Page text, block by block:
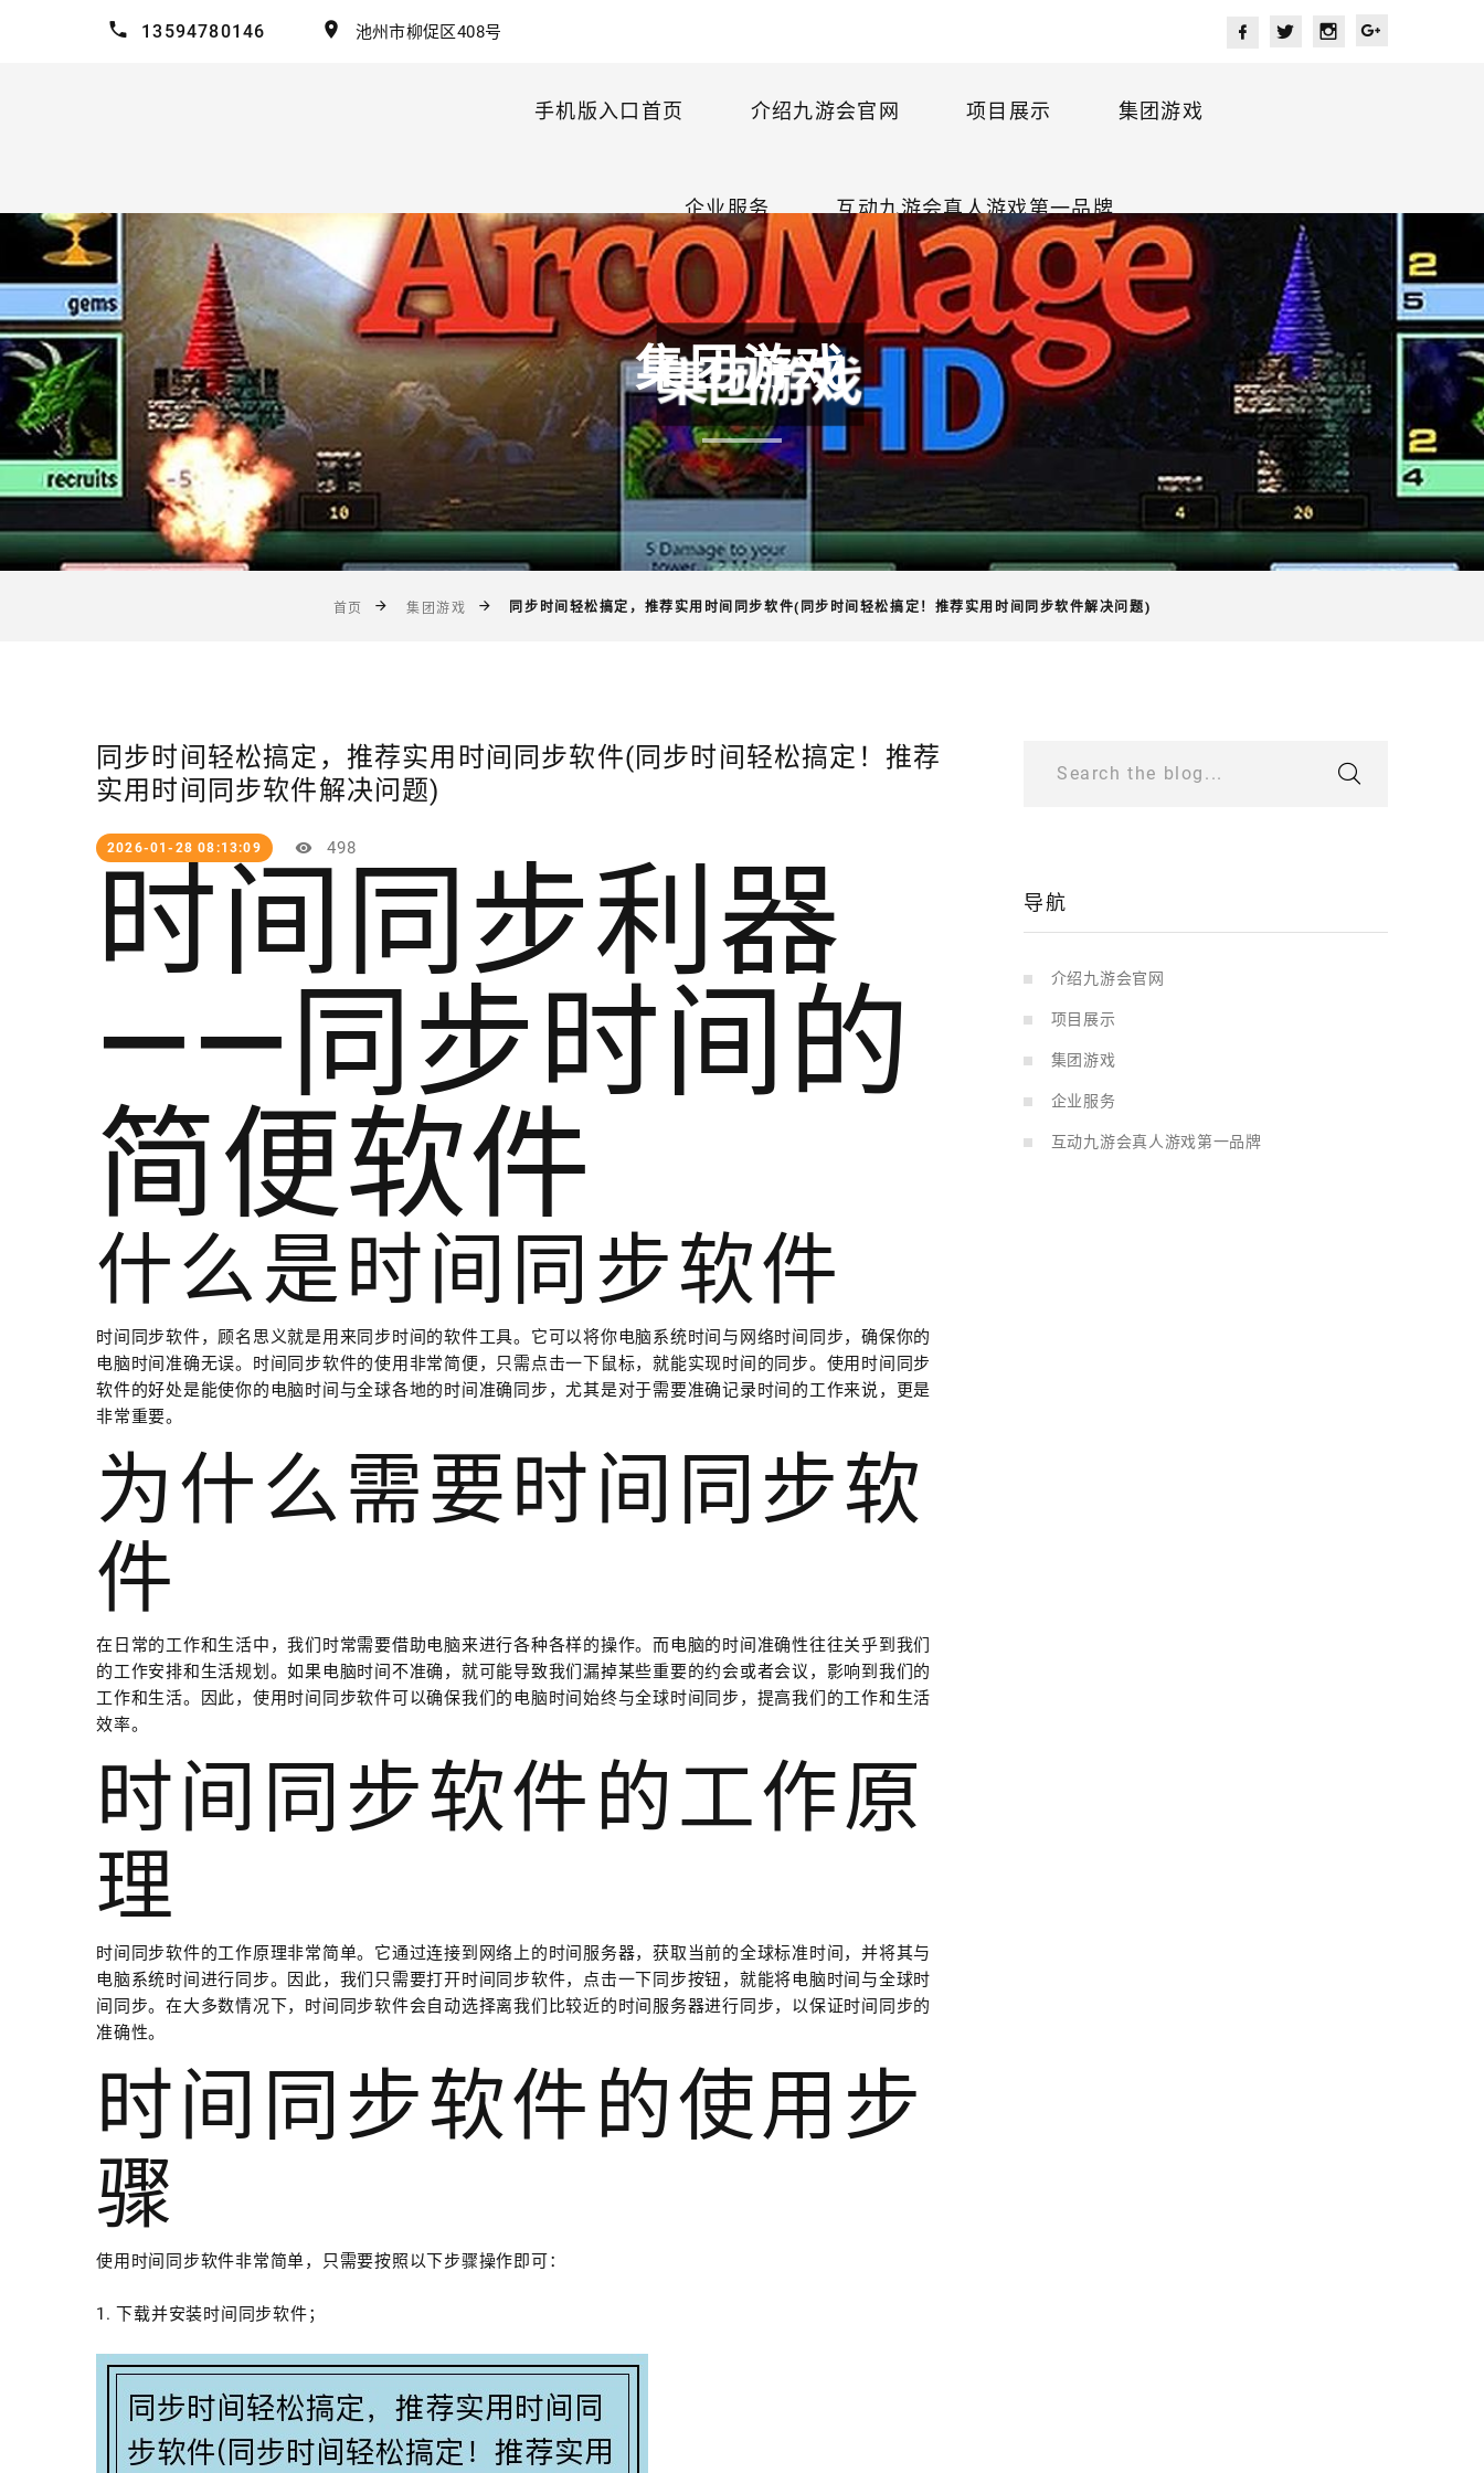
13594780146 池州市柳促区408号
手机版入口首页 介绍九游会官网 项目展示 集团游戏
企业服务 互动九游会真人游戏第一品牌
集团游戏
首页 集团游戏 同步时间轻松搞定，推荐实用时间同步软件(同步时间轻松搞定！推荐实用时间同步软件解决问题)
同步时间轻松搞定，推荐实用时间同步软件(同步时间轻松搞定！推荐
实用时间同步软件解决问题)
2026-01-28 08:13:09 498
时间同步利器
——同步时间的
简便软件
什么是时间同步软件
时间同步软件，顾名思义就是用来同步时间的软件工具。它可以将你电脑系统时间与网络时间同步，确保你的
电脑时间准确无误。时间同步软件的使用非常简便，只需点击一下鼠标，就能实现时间的同步。使用时间同步
软件的好处是能使你的电脑时间与全球各地的时间准确同步，尤其是对于需要准确记录时间的工作来说，更是
非常重要。
为什么需要时间同步软
件
在日常的工作和生活中，我们时常需要借助电脑来进行各种各样的操作。而电脑的时间准确性往往关乎到我们
的工作安排和生活规划。如果电脑时间不准确，就可能导致我们漏掉某些重要的约会或者会议，影响到我们的
工作和生活。因此，使用时间同步软件可以确保我们的电脑时间始终与全球时间同步，提高我们的工作和生活
效率。
时间同步软件的工作原
理
时间同步软件的工作原理非常简单。它通过连接到网络上的时间服务器，获取当前的全球标准时间，并将其与
电脑系统时间进行同步。因此，我们只需要打开时间同步软件，点击一下同步按钮，就能将电脑时间与全球时
间同步。在大多数情况下，时间同步软件会自动选择离我们比较近的时间服务器进行同步，以保证时间同步的
准确性。
时间同步软件的使用步
骤
使用时间同步软件非常简单，只需要按照以下步骤操作即可：
1. 下载并安装时间同步软件；
Search the blog...
导航
介绍九游会官网
项目展示
集团游戏
企业服务
互动九游会真人游戏第一品牌